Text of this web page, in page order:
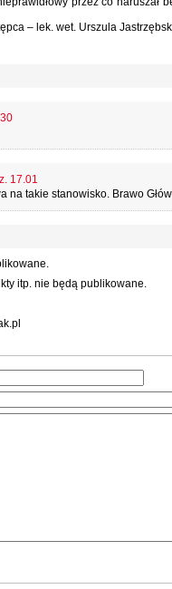
– lek. wet. Urszula
17.01
na takie stanowisko. Brawo
itp. nie będą publikowane.